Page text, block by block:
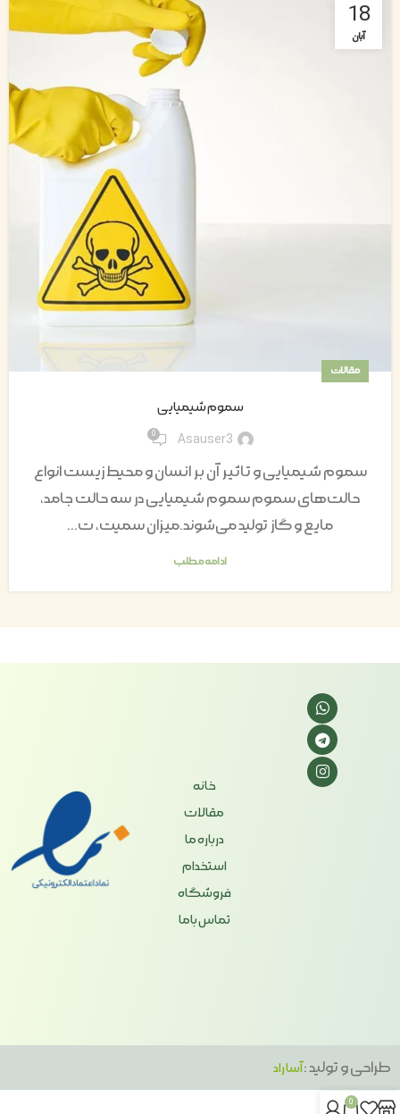
18
آبان
مقالات
سموم شیمیایی
Asauser3
0
سموم شیمیایی و تاثیر آن بر انسان و محیط زیست انواع
حالت‌های سموم سموم شیمیایی در سه حالت جامد،
مایع و گاز تولید می‌شوند.میزان سمیت، ت...
ادامه مطلب
خانه
مقالات
درباره ما
استخدام
فروشگاه
تماس باما
طراحی و تولید :آسا راد
0